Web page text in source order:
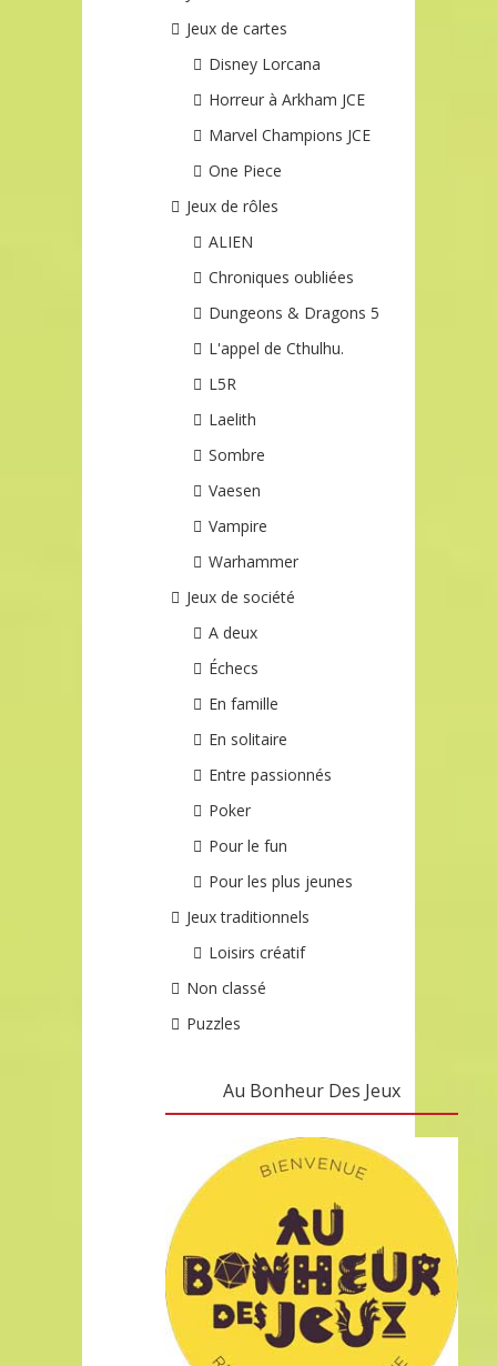
Jeux de cartes
Disney Lorcana
Horreur à Arkham JCE
Marvel Champions JCE
One Piece
Jeux de rôles
ALIEN
Chroniques oubliées
Dungeons & Dragons 5
L'appel de Cthulhu.
L5R
Laelith
Sombre
Vaesen
Vampire
Warhammer
Jeux de société
A deux
Échecs
En famille
En solitaire
Entre passionnés
Poker
Pour le fun
Pour les plus jeunes
Jeux traditionnels
Loisirs créatif
Non classé
Puzzles
Au Bonheur Des Jeux